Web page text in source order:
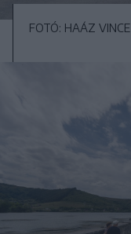
FOTÓ: HAÁZ VINCE